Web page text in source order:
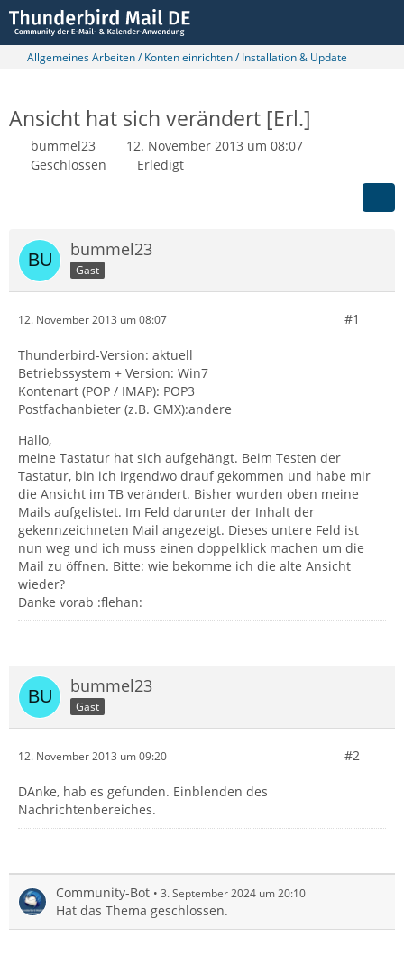
Allgemeines Arbeiten / Konten einrichten / Installation & Update
Ansicht hat sich verändert [Erl.]
bummel23
12. November 2013 um 08:07
Geschlossen
Erledigt
bummel23
Gast
12. November 2013 um 08:07 #1
Thunderbird-Version: aktuell
Betriebssystem + Version: Win7
Kontenart (POP / IMAP): POP3
Postfachanbieter (z.B. GMX):andere
Hallo,
meine Tastatur hat sich aufgehängt. Beim Testen der
Tastatur, bin ich irgendwo drauf gekommen und habe mir
die Ansicht im TB verändert. Bisher wurden oben meine
Mails aufgelistet. Im Feld darunter der Inhalt der
gekennzeichneten Mail angezeigt. Dieses untere Feld ist
nun weg und ich muss einen doppelklick machen um die
Mail zu öffnen. Bitte: wie bekomme ich die alte Ansicht
wieder?
Danke vorab :flehan:
bummel23
Gast
12. November 2013 um 09:20 #2
DAnke, hab es gefunden. Einblenden des
Nachrichtenbereiches.
Community-Bot 3. September 2024 um 20:10
Hat das Thema geschlossen.